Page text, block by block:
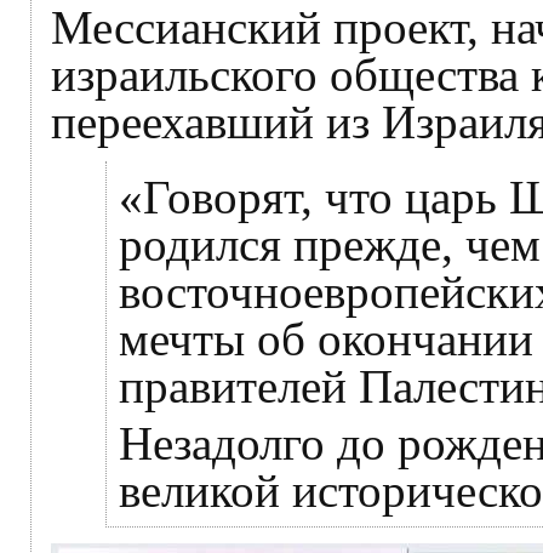
Мессианский проект,
израильского
переехавший из
«Говорят, что царь
родился прежде,
мечты об окончании
правителей
Незадолго до
великой